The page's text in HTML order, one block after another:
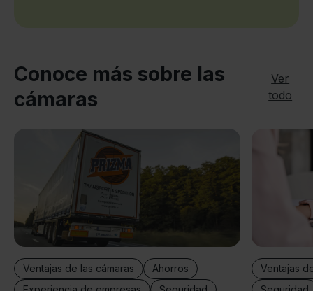
Conoce más sobre las
cámaras
Ver
todo
Ventajas de las cámaras
Ahorros
Ventajas